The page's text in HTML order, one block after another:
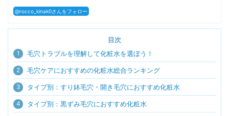
@rocco_kinak0さんをフォロー
目次
1 毛穴トラブルを理解して化粧水を選ぼう！
2 毛穴ケアにおすすめの化粧水総合ランキング
3 タイプ別：すり鉢毛穴・開き毛穴におすすめ化粧水
4 タイプ別：黒ずみ毛穴におすすめ化粧水